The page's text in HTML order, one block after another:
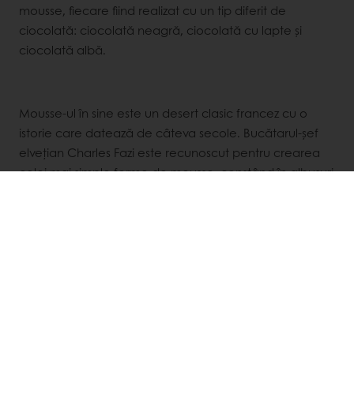
mousse, fiecare fiind realizat cu un tip diferit de
ciocolată: ciocolată neagră, ciocolată cu lapte și
ciocolată albă.
Mousse-ul în sine este un desert clasic francez cu o
istorie care datează de câteva secole. Bucătarul-șef
elvețian Charles Fazi este recunoscut pentru crearea
celei mai simple forme de mousse, constând în albușuri